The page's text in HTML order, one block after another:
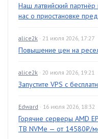
Наш латвийский
нас о приостановке
alice2k · 21 июля 2026, 17:27
Повышение цен на
alice2k · 20 июля 2026, 19:21
Запустите VPS с
Edward · 16 июля 2026, 18:32
Горячие серверы AMD
TB NVMe — от 14580₽/